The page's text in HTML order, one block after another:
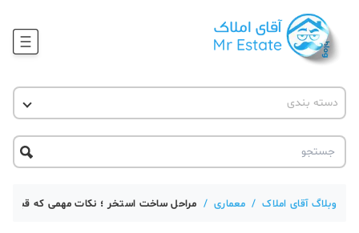
آموزش املاک
حقوقی
آکادمی
دسته بندی
آقای مشاور املاک
آکادمی آقای املاک
آموزش املاک
آموزش پلتفرم آقای املاک
وبلاگ آقای املاک / معماری / مراحل ساخت استخر ؛ نکات مهمی که قبل از